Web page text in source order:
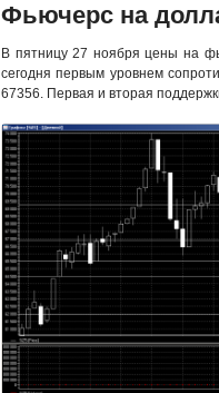
Фьючерс на
В пятницу 27 ноября цены на
сегодня первым уровнем
67356. Первая и вторая